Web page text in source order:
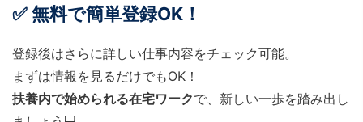
✅ 無料で簡単登録OK！
登録後はさらに詳しい仕事内容をチェック可能。
まずは情報を見るだけでもOK！
扶養内で始められる在宅ワークで、新しい一歩を踏み出し